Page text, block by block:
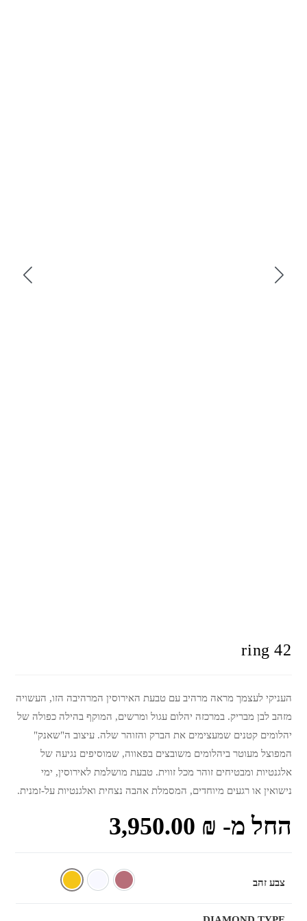
ring 42
העניקי לעצמך מראה מרהיב עם טבעת האירוסין המרהיבה הזו, העשויה
מזהב לבן מבריק. במרכזה יהלום עגול ומרשים, המוקף בהילה כפולה של
יהלומים קטנים שמעצימים את הברק והזוהר שלה. עיצוב ה"שאנק"
המפוצל מעוטר ביהלומים משובצים בפאווה, שמוסיפים נגיעה של
אלגנטיות ומבטיחים זוהר מכל זווית. טבעת מושלמת לאירוסין, ימי
נישואין או רגעים מיוחדים, המסמלת אהבה נצחית ואלגנטיות על-זמנית.
החל מ- 3,950.00 ₪
צבע זהב אדום לבן צהוב